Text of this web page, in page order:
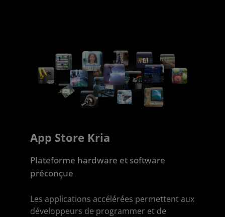
App Store Kria
Plateforme hardware et software
préconçue
Les applications accélérées permettent aux
développeurs de programmer et de